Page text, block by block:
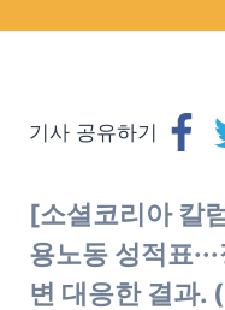
기사 공유하기
[소셜코리아 칼
용노동 성적표
변 대응한 결과.